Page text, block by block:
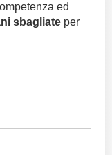
ed
sbagliate per